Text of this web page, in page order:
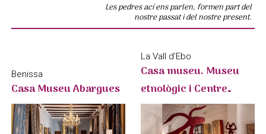
Les pedres ací ens parlen, formen part del
nostre passat i del nostre present.
Benissa
Casa Museu Abargues
La Vall d’Ebo
Casa museu. Museu
etnològic i Centre
d’Interpretació d’Art
Rupestre